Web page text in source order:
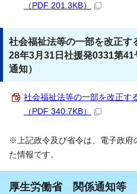
（PDF 201.3KB）
社会福祉法等の一部を改正す
28年3月31日社援発0331第
通知）
社会福祉法等の一部を改正
（PDF 340.7KB）
※上記政令及び省令は、電子政府
た情報です。
厚生労働省 関係通知等